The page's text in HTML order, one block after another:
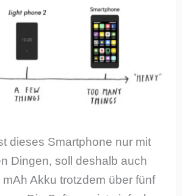
dieses Smartphone nur mit
Dingen, soll deshalb auch
Akku trotzdem über fünf